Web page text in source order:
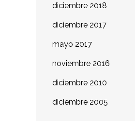
diciembre 2018
diciembre 2017
mayo 2017
noviembre 2016
diciembre 2010
diciembre 2005